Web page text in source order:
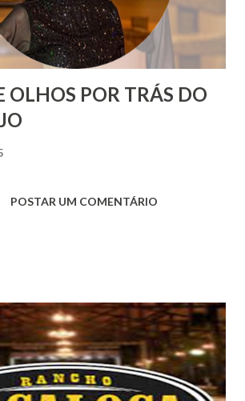
OLHOS POR TRÁS DO
POSTAR UM COMENTÁRIO